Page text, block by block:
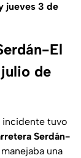
jueves 3 de
El
de
incidente tuvo
Serdán-
una